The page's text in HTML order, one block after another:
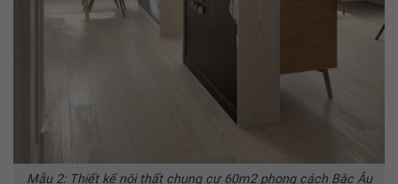
Mẫu 2: Thiết kế nội thất chung cư 60m2 phong cách Bắc Âu